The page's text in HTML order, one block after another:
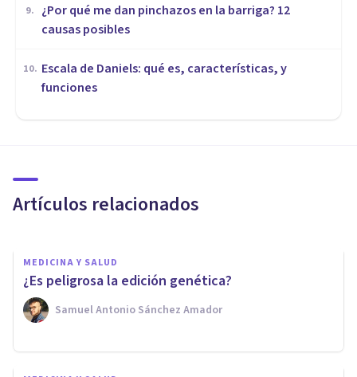
9.
¿Por qué me dan pinchazos en la barriga? 12
causas posibles
10. Escala de Daniels: qué es, características, y
funciones
Artículos relacionados
MEDICINA Y SALUD
científicamente comprobados
Juan Armando Corbin
MEDICINA Y SALUD
¿Es peligrosa la edición genética?
Samuel Antonio Sánchez Amador
Tipos de pies: ¿cómo son los